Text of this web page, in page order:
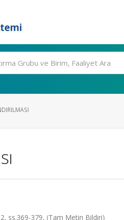
ss.369-379, (Tam Metin Bildiri)